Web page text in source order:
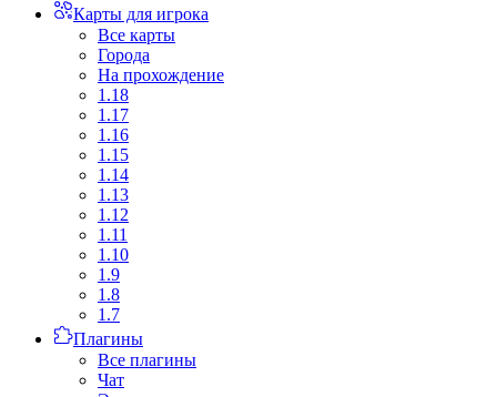
Карты для игрока
Все карты
Города
На прохождение
1.18
1.17
1.16
1.15
1.14
1.13
1.12
1.11
1.10
1.9
1.8
1.7
Плагины
Все плагины
Чат